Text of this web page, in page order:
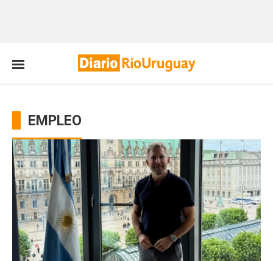
EMPLEO